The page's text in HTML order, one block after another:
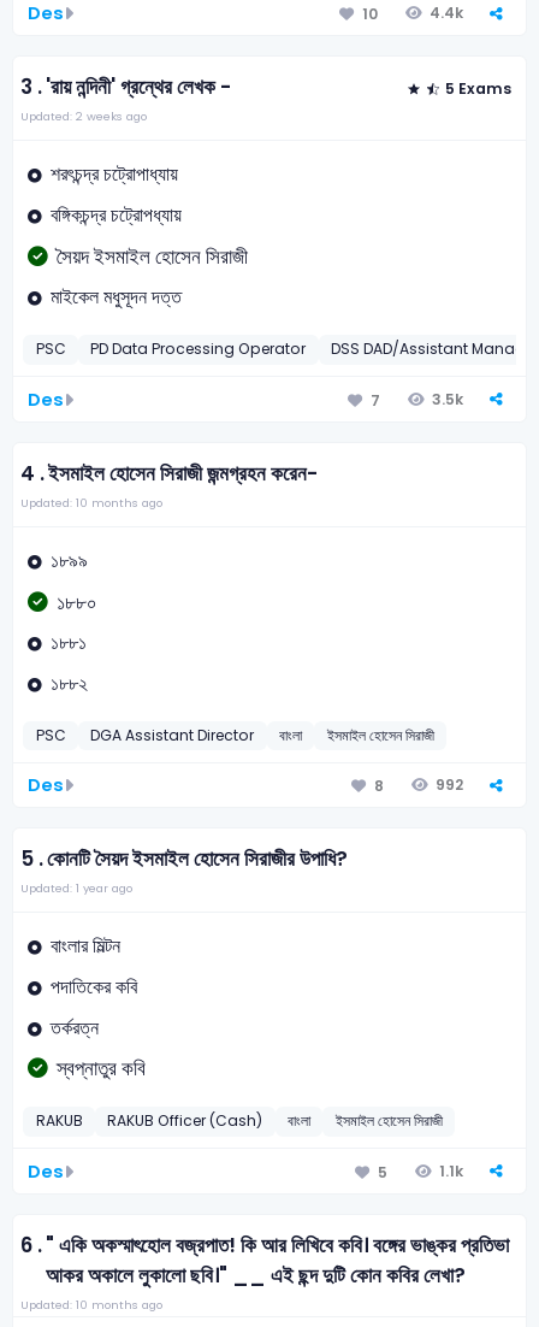
Des 10 4.4k
3 .'রায় নন্দিনী' গ্রন্থের লেখক - 5 Exams
Updated: 2 weeks ago
শরৎচন্দ্র চট্রোপাধ্যায়
বঙ্গিকচন্দ্র চট্রোপধ্যায়
সৈয়দ ইসমাইল হোসেন সিরাজী
মাইকেল মধুসূদন দত্ত
PSC PD Data Processing Operator DSS DAD/Assistant
Des 7 3.5k
4 .ইসমাইল হোসেন সিরাজী জন্মগ্রহন করেন-
Updated: 10 months ago
১৮৯৯
১৮৮০
১৮৮১
১৮৮২
PSC DGA Assistant Director বাংলা ইসমাইল হোসেন সিরাজী
Des 8 992
5 .কোনটি সৈয়দ ইসমাইল হোসেন সিরাজীর উপাধি?
Updated: 1 year ago
বাংলার মিল্টন
পদাতিকের কবি
তর্করত্ন
স্বপ্নাতুর কবি
RAKUB RAKUB Officer (Cash) বাংলা ইসমাইল হোসেন সিরাজী
Des 5 1.1k
6 ." একি অকস্মাৎহোল বজ্রপাত! কি আর লিখিবে কবি। বঙ্গের ভাঙ্কর প্রতিভা
আকর অকালে লুকালো ছবি।" __ এই ছন্দ দুটি কোন কবির লেখা?
Updated: 10 months ago